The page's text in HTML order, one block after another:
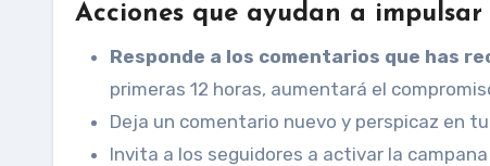
Acciones que ayudan a
Responde a los comentarios que has
primeras 12 horas, aumentará el
Deja un comentario nuevo y perspicaz en
Invita a los seguidores a activar la